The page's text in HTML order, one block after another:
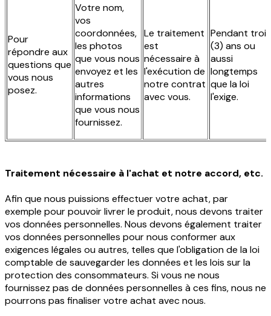
Pour
répondre aux
questions que
vous nous
posez.
Votre nom,
vos
coordonnées,
les photos
que vous nous
envoyez et les
autres
informations
que vous nous
fournissez.
Le traitement
est
nécessaire à
l'exécution de
notre contrat
avec vous.
Pendant trois
(3) ans ou
aussi
longtemps
que la loi
l'exige.
Traitement nécessaire à l'achat et notre accord, etc.
Afin que nous puissions effectuer votre achat, par
exemple pour pouvoir livrer le produit, nous devons traiter
vos données personnelles. Nous devons également traiter
vos données personnelles pour nous conformer aux
exigences légales ou autres, telles que l'obligation de la loi
comptable de sauvegarder les données et les lois sur la
protection des consommateurs. Si vous ne nous
fournissez pas de données personnelles à ces fins, nous ne
pourrons pas finaliser votre achat avec nous.